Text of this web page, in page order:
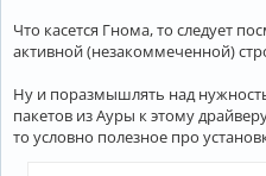
Что касется Гнома, то следует
активной (незакоммеченной)
Ну и поразмышлять над
пакетов из Ауры к этому
то условно полезное про